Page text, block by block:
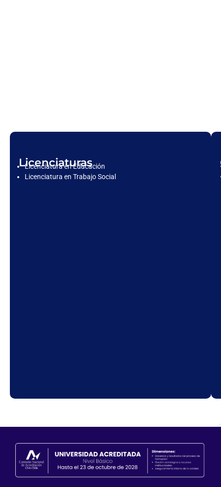
Licenciaturas
Licenciatura en Educación
Licenciatura en Trabajo Social